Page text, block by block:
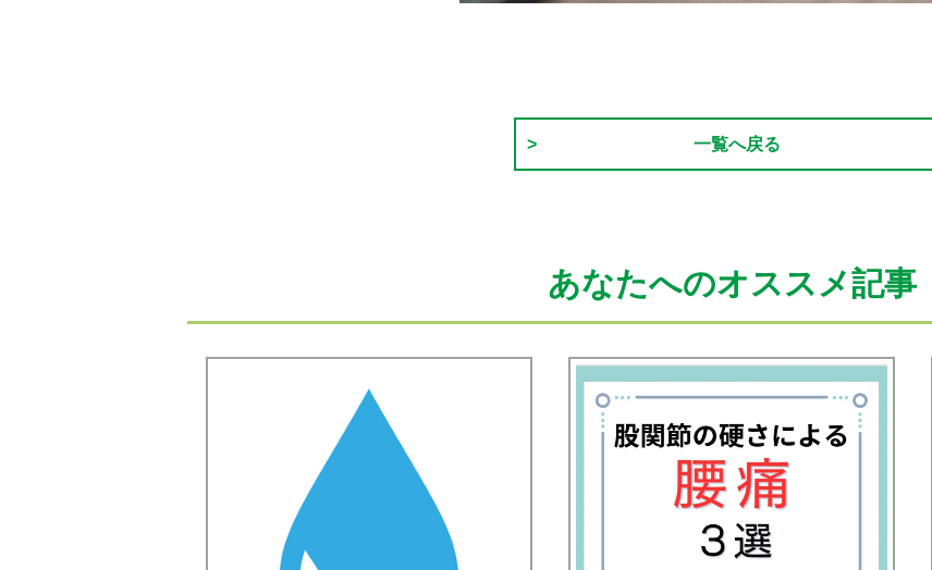
一覧へ戻る
あなたへのオススメ記事